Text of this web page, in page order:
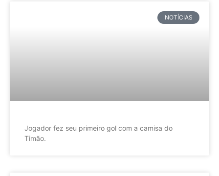
NOTÍCIAS
Jogador fez seu primeiro gol com a camisa do
Timão.